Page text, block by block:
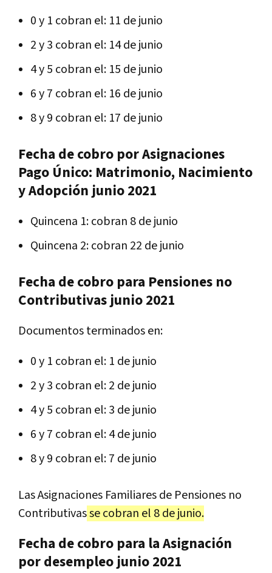
0 y 1 cobran el: 11 de junio
2 y 3 cobran el: 14 de junio
4 y 5 cobran el: 15 de junio
6 y 7 cobran el: 16 de junio
8 y 9 cobran el: 17 de junio
Fecha de cobro por Asignaciones
Pago Único: Matrimonio, Nacimiento
y Adopción junio 2021
Quincena 1: cobran 8 de junio
Quincena 2: cobran 22 de junio
Fecha de cobro para Pensiones no
Contributivasjunio 2021
Documentos terminados en:
0 y 1 cobran el: 1 de junio
2 y 3 cobran el: 2 de junio
4 y 5 cobran el: 3 de junio
6 y 7 cobran el: 4 de junio
8 y 9 cobran el: 7 de junio
Las Asignaciones Familiares de Pensiones no
Contributivasse cobran el 8 de junio.
Fecha de cobro para la Asignación
por desempleo junio 2021